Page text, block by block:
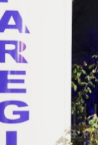
aici